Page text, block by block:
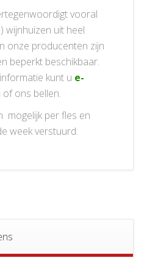
vooral
wijnhuizen uit heel
onze producenten zijn
beperkt beschikbaar.
kunt u e-
of ons bellen.
mogelijk per fles en
week verstuurd.